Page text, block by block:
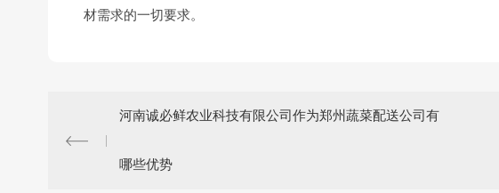
材需求的一切要求。
河南诚必鲜农业科技有限公司作为郑州蔬菜配送公司有
哪些优势